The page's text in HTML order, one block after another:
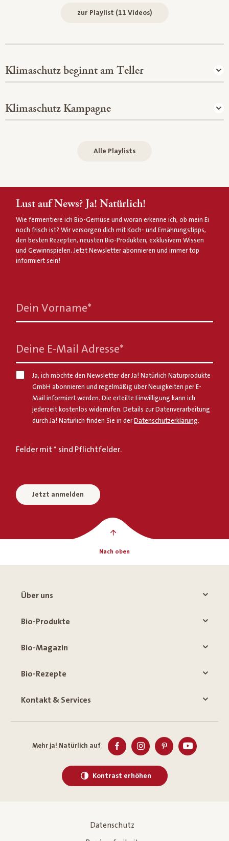
zur Playlist (11 Videos)
Klimaschutz beginnt am Teller
Klimaschutz Kampagne
Alle Playlists
Lust auf News? Ja! Natürlich!
Wie fermentiere ich Bio-Gemüse und woran erkenne ich, ob mein Ei
noch frisch ist? Wir versorgen dich mit Koch- und Ernährungstipps,
den besten Rezepten, neusten Bio-Produkten, exklusivem Wissen
und Gewinnspielen. Jetzt Newsletter abonnieren und immer top
informiert sein!
Dein Vorname*
Deine E-Mail Adresse*
Ja, ich möchte den Newsletter der Ja! Natürlich Naturprodukte
GmbH abonnieren und regelmäßig über Neuigkeiten per E-
Mail informiert werden. Die erteilte Einwilligung kann ich
jederzeit kostenlos widerrufen. Details zur Datenverarbeitung
durch Ja! Natürlich finden Sie in derDatenschutzerklärung.
Felder mit * sind Pflichtfelder.
Jetzt anmelden
Nach oben
Über uns
Bio-Produkte
Bio-Magazin
Bio-Rezepte
Kontakt & Services
Mehr ja! Natürlich auf
Kontrast erhöhen
Datenschutz